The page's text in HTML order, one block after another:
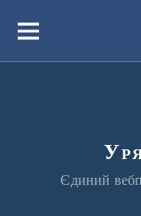
вмістуМеню
Єдиний